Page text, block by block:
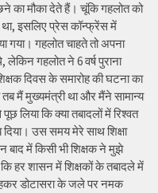
का मौका देते हैं। चूंकि गहलोत को
था, इसलिए प्रेस कॉन्फ्रेंस में
गया। गहलोत चाहते तो अपना
गहलोत ने 6 वर्ष पुराना
दिवस के समारोह की घटना का
मैं मुख्यमंत्री था और मैंने सामान्य
लिया कि क्या तबादलों में रिश्वत
दिया। उस समय मेरे साथ शिक्षा
बाद में किसी भी शिक्षक ने मुझे
हर शासन में शिक्षकों के तबादले में
डोटासरा के जले पर नमक